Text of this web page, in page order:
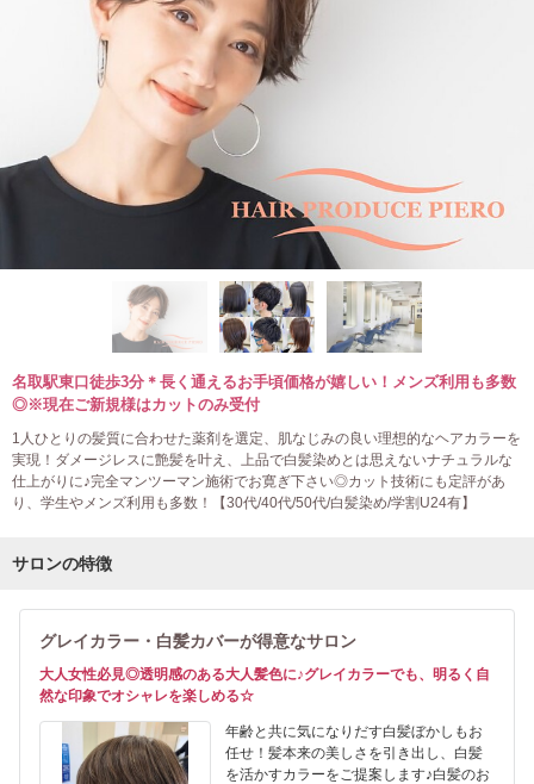
名取駅東口徒歩3分＊長く通えるお手頃価格が嬉しい！メンズ利用も多数
◎※現在ご新規様はカットのみ受付
1人ひとりの髪質に合わせた薬剤を選定、肌なじみの良い理想的なヘアカラーを
実現！ダメージレスに艶髪を叶え、上品で白髪染めとは思えないナチュラルな
仕上がりに♪完全マンツーマン施術でお寛ぎ下さい◎カット技術にも定評があ
り、学生やメンズ利用も多数！【30代/40代/50代/白髪染め/学割U24有】
サロンの特徴
グレイカラー・白髪カバーが得意なサロン
大人女性必見◎透明感のある大人髪色に♪グレイカラーでも、明るく自
然な印象でオシャレを楽しめる☆
年齢と共に気になりだす白髪ぼかしもお
任せ！髪本来の美しさを引き出し、白髪
を活かすカラーをご提案します♪白髪のお